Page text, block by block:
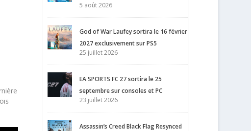
5 août 2026
God of War Laufey sortira le 16 février
2027 exclusivement sur PS5
25 juillet 2026
EA SPORTS FC 27 sortira le 25
septembre sur consoles et PC
23 juillet 2026
Assassin’s Creed Black Flag Resynced